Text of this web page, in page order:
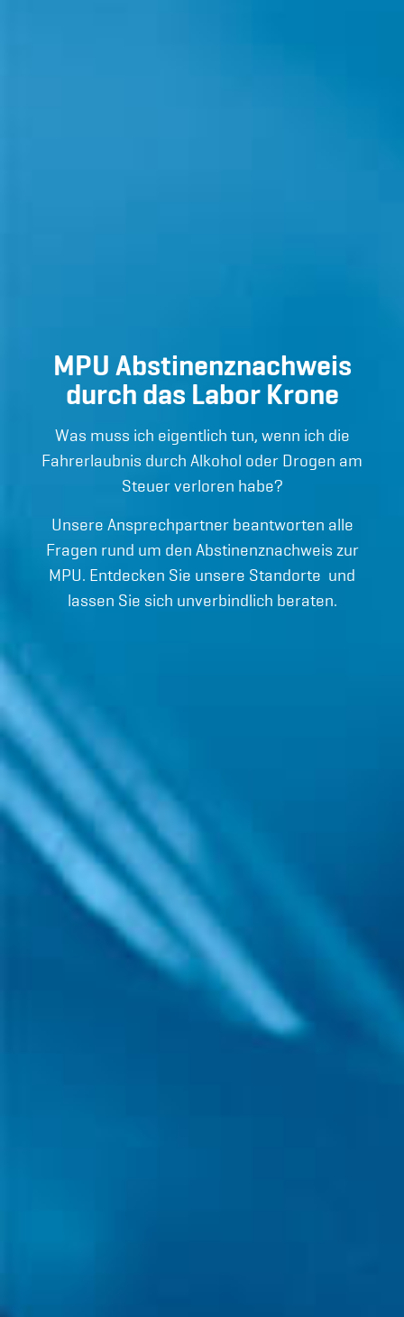
MPU Abstinenznachweis
durch das Labor Krone
Was muss ich eigentlich tun, wenn ich die
Fahrerlaubnis durch Alkohol oder Drogen am
Steuer verloren habe?
Unsere Ansprechpartner beantworten alle
Fragen rund um den Abstinenznachweis zur
MPU. Entdecken Sie unsere Standorte und
lassen Sie sich unverbindlich beraten.